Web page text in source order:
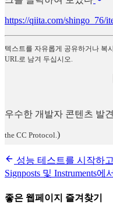
https://qiita.com/shingo_76/
텍스트를 자유롭게 공유하거나 복
URL로 남겨 두십시오.
우수한 개발자 콘텐츠 발
the CC Protocol.)
성능 테스트를 시작하
Signposts 및 Instruments
좋은 웹페이지 즐겨찾기